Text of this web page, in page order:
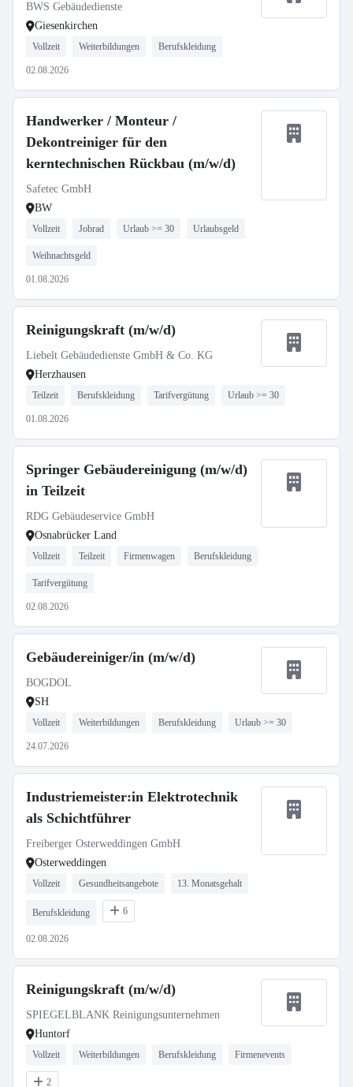
BWS Gebäudedienste
Giesenkirchen
Vollzeit Weiterbildungen Berufskleidung
02.08.2026
Handwerker / Monteur /
Dekontreiniger für den
kerntechnischen Rückbau (m/w/d)
Safetec GmbH
BW
Vollzeit Jobrad Urlaub >= 30 Urlaubsgeld
Weihnachtsgeld
01.08.2026
Reinigungskraft (m/w/d)
Liebelt Gebäudedienste GmbH & Co. KG
Herzhausen
Teilzeit Berufskleidung Tarifvergütung Urlaub >= 30
01.08.2026
Springer Gebäudereinigung (m/w/d)
in Teilzeit
RDG Gebäudeservice GmbH
Osnabrücker Land
Vollzeit Teilzeit Firmenwagen Berufskleidung
Tarifvergütung
02.08.2026
Gebäudereiniger/in (m/w/d)
BOGDOL
SH
Vollzeit Weiterbildungen Berufskleidung Urlaub >= 30
24.07.2026
Industriemeister:in Elektrotechnik
als Schichtführer
Freiberger Osterweddingen GmbH
Osterweddingen
Vollzeit Gesundheitsangebote 13. Monatsgehalt
Berufskleidung 6
02.08.2026
Reinigungskraft (m/w/d)
SPIEGELBLANK Reinigungsunternehmen
Huntorf
Vollzeit Weiterbildungen Berufskleidung Firmenevents
2